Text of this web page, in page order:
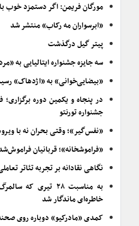
مورگان فریمن: اگر دستمزد خوب
«ابرسواران مه رکاب» منتشر شد
پیتر گیل درگذشت
سه جایزه جشنواره ایتالیایی به
«بیضایی‌خوانی» به «اژدهاک»
در پنجاه و یکمین دوره
جشنواره تورنتو
«نفس‌گیر»؛ وقتی بحران نه با
«فراموشخانه»؛ قربانیان
نگاهی نقادانه بر تجربه تئاتر
به مناسبت ۲۸
خاطره‌ای ماندگار شد
کمدی «مادرکیو» دوباره روی